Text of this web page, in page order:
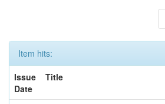
Item hits:
Issue
Date
Title